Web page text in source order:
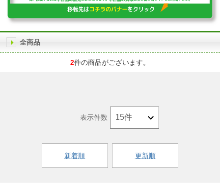
全商品
2件の商品がございます。
新着順 更新順
表示件数